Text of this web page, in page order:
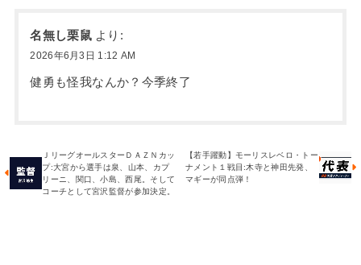
名無し栗鼠 より:
2026年6月3日 1:12 AM
健勇も怪我なんか？今季終了
ＪリーグオールスターＤＡＺＮカッ
プ:大宮から選手は泉、山本、カプ
リーニ、関口、小島、西尾。そして
コーチとして宮沢監督が参加決定。
【若手躍動】モーリスレベロ・トー
ナメント１戦目:木寺と神田先発、
マギーが同点弾！